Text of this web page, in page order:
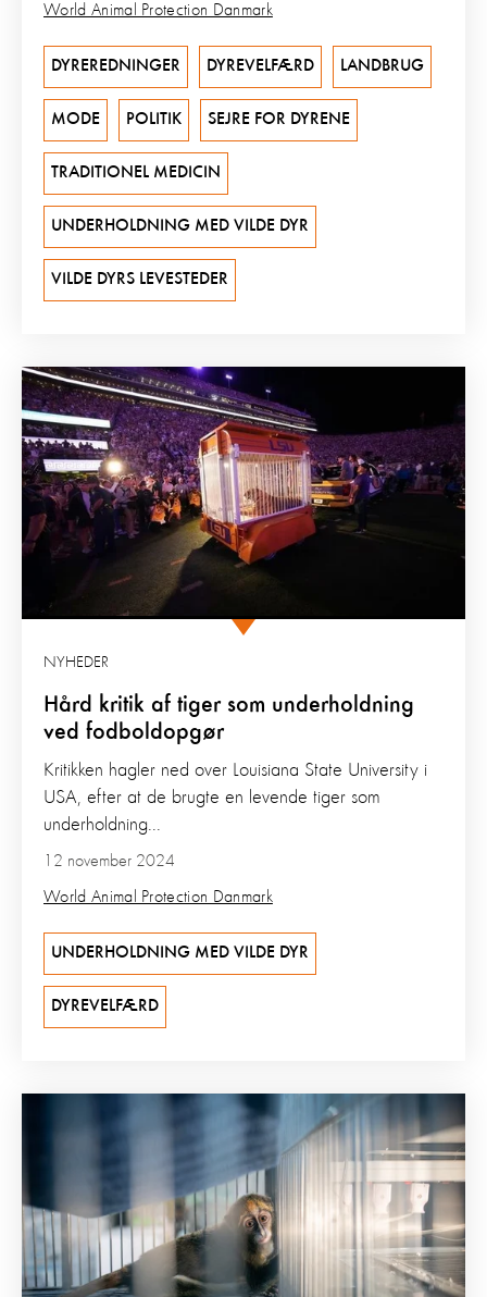
World Animal Protection Danmark
DYREREDNINGER DYREVELFÆRD LANDBRUG
MODE POLITIK SEJRE FOR DYRENE
TRADITIONEL MEDICIN
UNDERHOLDNING MED VILDE DYR
VILDE DYRS LEVESTEDER
Hård kritik af tiger som underholdning
ved fodboldopgør
NYHEDER
12 november 2024
World Animal Protection Danmark
Kritikken hagler ned over Louisiana State University i
USA, efter at de brugte en levende tiger som
underholdning...
UNDERHOLDNING MED VILDE DYR
DYREVELFÆRD